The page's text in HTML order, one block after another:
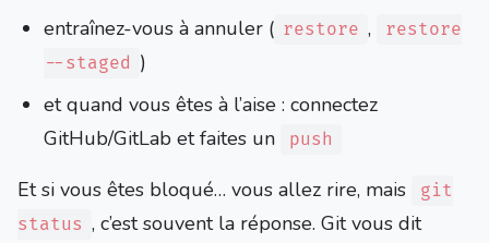
entraînez-vous à annuler ( restore ,
restore
--staged )
et quand vous êtes à l’aise : connectez
GitHub/GitLab et faites un
push
Et si vous êtes bloqué… vous allez rire, mais
git
status , c’est souvent la réponse. Git vous dit